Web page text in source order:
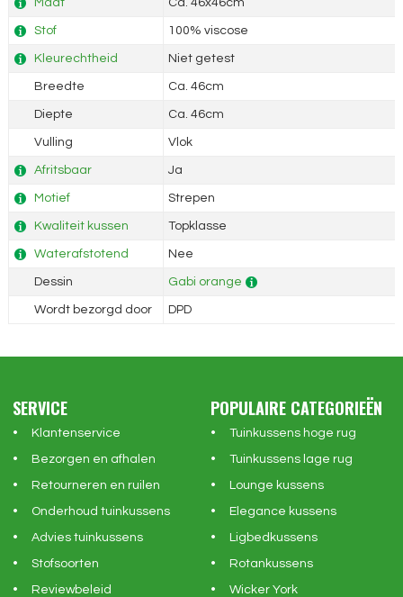
Maat Ca. 46x46cm
Stof 100% viscose
Kleurechtheid Niet getest
Breedte Ca. 46cm
Diepte Ca. 46cm
Vulling Vlok
Afritsbaar Ja
Motief Strepen
Kwaliteit kussen Topklasse
Waterafstotend Nee
Dessin Gabi orange
Wordt bezorgd door DPD
SERVICE
Klantenservice
Bezorgen en afhalen
Retourneren en ruilen
Onderhoud tuinkussens
Advies tuinkussens
Stofsoorten
Reviewbeleid
POPULAIRE CATEGORIEËN
Tuinkussens hoge rug
Tuinkussens lage rug
Lounge kussens
Elegance kussens
Ligbedkussens
Rotankussens
Wicker York